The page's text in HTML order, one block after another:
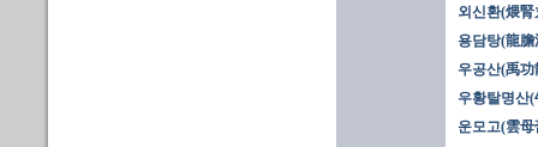
외신환(煨腎
용담탕(龍膽
우공산(禹功
우황탈명산
운모고(雲母